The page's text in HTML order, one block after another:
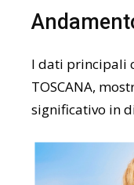
I dati principali
TOSCANA,
significativo in